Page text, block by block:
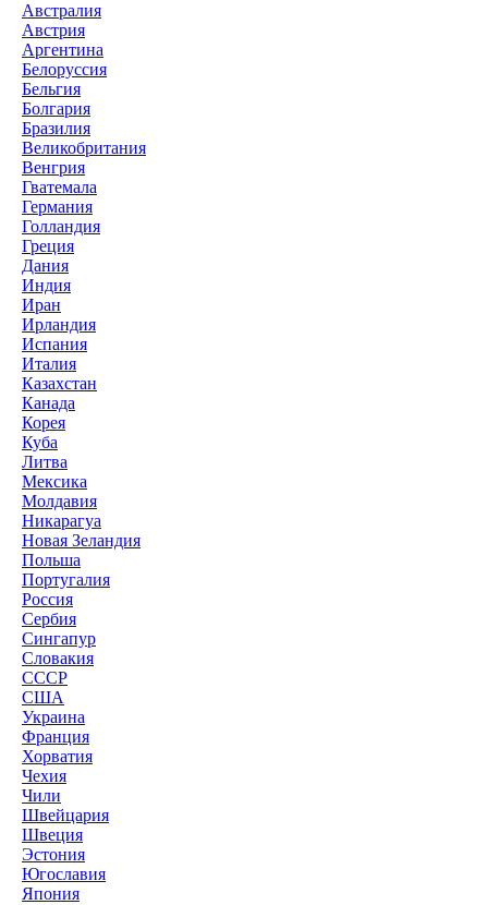
Австралия
Австрия
Аргентина
Белоруссия
Бельгия
Болгария
Бразилия
Великобритания
Венгрия
Гватемала
Германия
Голландия
Греция
Дания
Индия
Иран
Ирландия
Испания
Италия
Казахстан
Канада
Корея
Куба
Литва
Мексика
Молдавия
Никарагуа
Новая Зеландия
Польша
Португалия
Россия
Сербия
Сингапур
Словакия
СССР
США
Украина
Франция
Хорватия
Чехия
Чили
Швейцария
Швеция
Эстония
Югославия
Япония